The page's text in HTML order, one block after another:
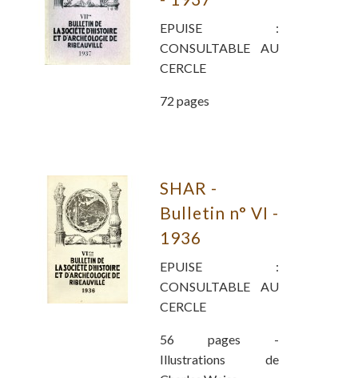
EPUISE :
CONSULTABLE AU
CERCLE
72 pages
SHAR -
Bulletin n° VI -
1936
EPUISE :
CONSULTABLE AU
CERCLE
56 pages -
Illustrations de